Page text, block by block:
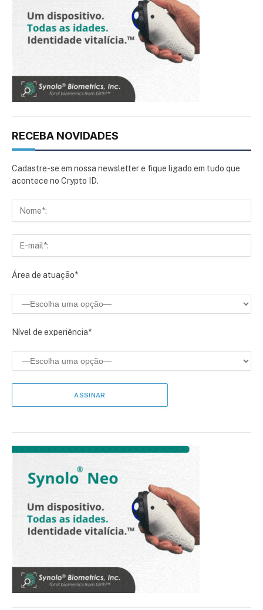
RECEBA NOVIDADES
Cadastre-se em nossa newsletter e fique ligado em tudo que
acontece no Crypto ID.
Área de atuação*
Nível de experiência*